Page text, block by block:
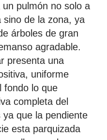
pulmón no solo a
sino de la zona, ya
árboles de gran
agradable.
presenta una
uniforme
fondo lo que
completa del
que la pendiente
esta parquizada